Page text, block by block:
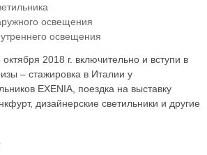
освещения
освещения
2018 г. включительно и вступи в
– стажировка в Италии у
EXENIA, поездка на выставку
дизайнерские светильники и другие